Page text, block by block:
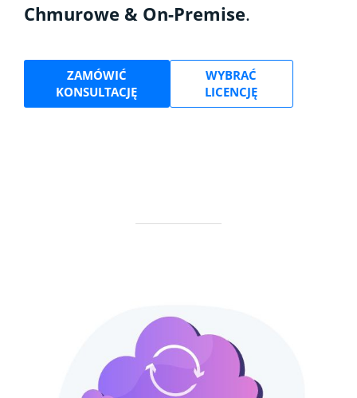
Chmurowe & On-Premise.
ZAMÓWIĆ
KONSULTACJĘ
WYBRAĆ
LICENCJĘ